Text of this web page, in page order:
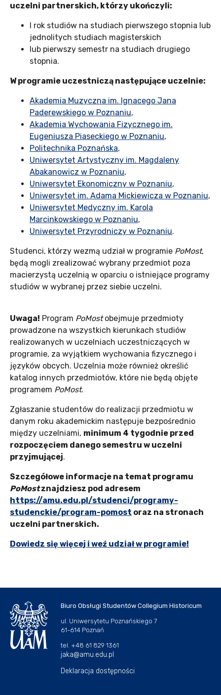
uczelni partnerskich, którzy ukończyli:
I rok studiów na studiach pierwszego stopnia lub
jednolitych studiach magisterskich
lub pierwszy semestr na studiach drugiego
stopnia.
W programie uczestniczą następujące uczelnie:
Akademia Muzyczna im. Ignacego Jana
Paderewskiego w Poznaniu,
Akademia Wychowania Fizycznego im.
Eugeniusza Piaseckiego w Poznaniu,
Politechnika Poznańska,
Uniwersytet Artystyczny im. Magdaleny
Abakanowicz w Poznaniu,
Uniwersytet Ekonomiczny w Poznaniu,
Uniwersytet im. Adama Mickiewicza w Poznaniu,
Uniwersytet Medyczny im. Karola
Marcinkowskiego w Poznaniu,
Uniwersytet Przyrodniczy w Poznaniu.
Studenci, którzy wezmą udział w programie PoMost,
będą mogli zrealizować wybrany przedmiot poza
macierzystą uczelnią w oparciu o istniejące programy
studiów w wybranej przez siebie uczelni.
Uwaga! Program PoMostobejmuje przedmioty
prowadzone na wszystkich kierunkach studiów
realizowanych w uczelniach uczestniczących w
programie, za wyjątkiem wychowania fizycznego i
języków obcych. Uczelnia może również określić
katalog innych przedmiotów, które nie będą objęte
programem PoMost.
Zgłaszanie studentów do realizacji przedmiotu w
danym roku akademickim następuje bezpośrednio
między uczelniami, minimum 4 tygodnie przed
rozpoczęciem danego semestru w uczelni
przyjmującej.
Szczegółowe informacje na temat programu
PoMostznajdziesz pod adresem
https://amu.edu.pl/studenci/programy-
studenckie/program-pomost oraz na stronach
uczelni partnerskich.
Dowiedz się więcej i weź udział w programie!
Biuro Obsługi Studentów Collegium Historicum
ul. Uniwersytetu Poznańskiego 7
61-614 Poznań
tel. +48 61 829 1361
jaka@amu.edu.pl
Deklaracja dostępności